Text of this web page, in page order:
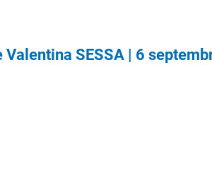
Valentina SESSA | 6